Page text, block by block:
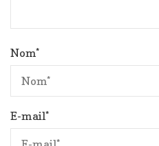
Nom*
E-mail*